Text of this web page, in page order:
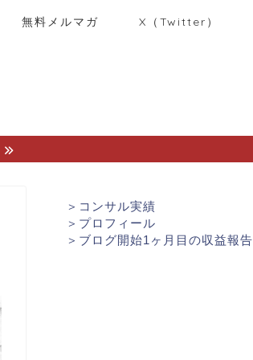
無料メルマガ X（Twitter）
＞ コンサル実績
＞ プロフィール
＞ ブログ開始1ヶ月目の収益報告